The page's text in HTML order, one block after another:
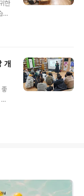
한
니
니
개
좋
이
주